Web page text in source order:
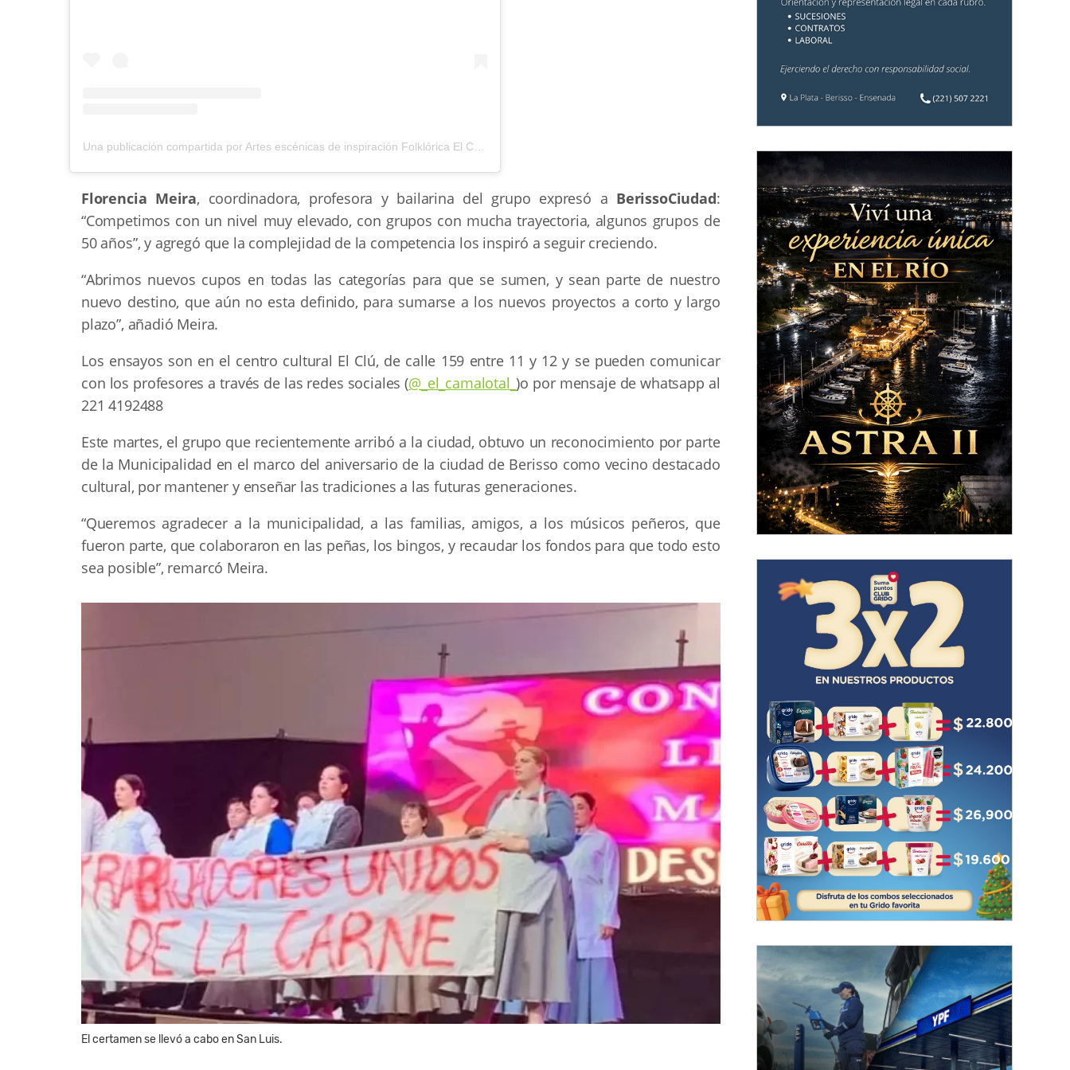
Una publicación compartida por Artes escénicas de inspiración Folklórica El Camalotal (@_el_camalotal_)
Florencia Meira, coordinadora, profesora y bailarina del grupo expresó a BerissoCiudad:
“Competimos con un nivel muy elevado, con grupos con mucha trayectoria, algunos grupos de
50 años”, y agregó que la complejidad de la competencia los inspiró a seguir creciendo.
“Abrimos nuevos cupos en todas las categorías para que se sumen, y sean parte de nuestro
nuevo destino, que aún no esta definido, para sumarse a los nuevos proyectos a corto y largo
plazo”, añadió Meira.
Los ensayos son en el centro cultural El Clú, de calle 159 entre 11 y 12 y se pueden comunicar
con los profesores a través de las redes sociales (@_el_camalotal_)o por mensaje de whatsapp al
221 4192488
Este martes, el grupo que recientemente arribó a la ciudad, obtuvo un reconocimiento por parte
de la Municipalidad en el marco del aniversario de la ciudad de Berisso como vecino destacado
cultural, por mantener y enseñar las tradiciones a las futuras generaciones.
“Queremos agradecer a la municipalidad, a las familias, amigos, a los músicos peñeros, que
fueron parte, que colaboraron en las peñas, los bingos, y recaudar los fondos para que todo esto
sea posible”, remarcó Meira.
El certamen se llevó a cabo en San Luis.